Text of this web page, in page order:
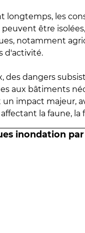
longtemps, les
être
notamment
d'activité.
des dangers
aux bâtiments
un impact majeur,
la faune, la
inondation